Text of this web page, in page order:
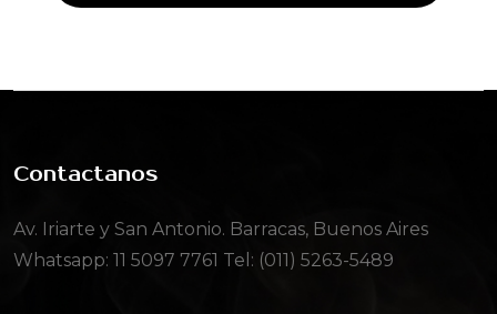
Contactanos
Av. Iriarte y San Antonio. Barracas, Buenos Aires
Whatsapp: 11 5097 7761 Tel: (011) 5263-5489